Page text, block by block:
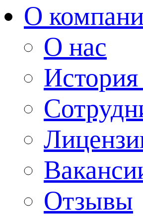
О
О нас
Отзывы